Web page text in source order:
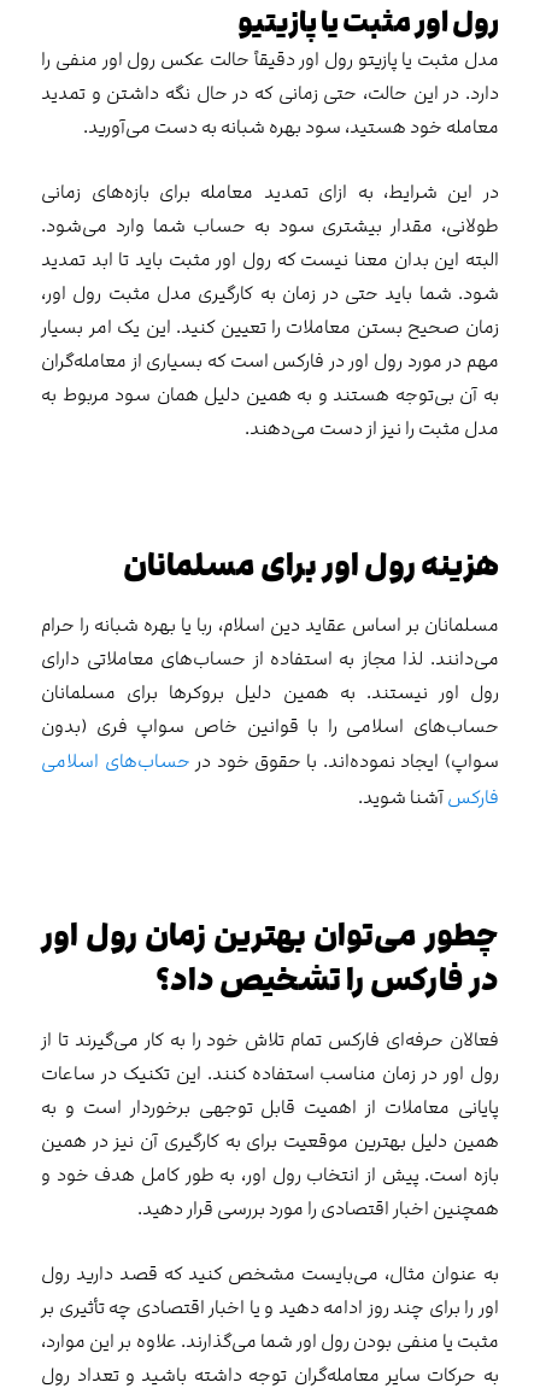
رول اور مثبت یا پازیتیو
مدل مثبت یا پازیتو رول اور دقیقاً حالت عکس رول اور منفی را
دارد. در این حالت، حتی زمانی که در حال نگه داشتن و تمدید
معامله خود هستید، سود بهره شبانه به دست می‌آورید.
در این شرایط، به ازای تمدید معامله برای بازه‌های زمانی
طولانی، مقدار بیشتری سود به حساب شما وارد می‌شود.
البته این بدان معنا نیست که رول اور مثبت باید تا ابد تمدید
شود. شما باید حتی در زمان به کارگیری مدل مثبت رول اور،
زمان صحیح بستن معاملات را تعیین کنید. این یک امر بسیار
مهم در مورد رول اور در فارکس است که بسیاری از معامله‌گران
به آن بی‌توجه هستند و به همین دلیل همان سود مربوط به
مدل مثبت را نیز از دست می‌دهند.
هزینه رول اور برای مسلمانان
مسلمانان بر اساس عقاید دین اسلام، ربا یا بهره شبانه را حرام
می‌دانند. لذا مجاز به استفاده از حساب‌های معاملاتی دارای
رول اور نیستند. به همین دلیل بروکرها برای مسلمانان
حساب‌های اسلامی را با قوانین خاص سواپ فری (بدون
سواپ) ایجاد نموده‌اند. با حقوق خود در حساب‌های اسلامی
فارکسآشنا شوید.
چطور می‌توان بهترین زمان رول اور
در فارکس را تشخیص داد؟
فعالان حرفه‌ای فارکس تمام تلاش خود را به کار می‌‌گیرند تا از
رول اور در زمان مناسب استفاده کنند. این تکنیک در ساعات
پایانی معاملات از اهمیت قابل توجهی برخوردار است و به
همین دلیل بهترین موقعیت برای به کارگیری آن نیز در همین
بازه است. پیش از انتخاب رول اور، به طور کامل هدف خود و
همچنین اخبار اقتصادی را مورد بررسی قرار دهید.
به عنوان مثال، می‌بایست مشخص کنید که قصد دارید رول
اور را برای چند روز ادامه دهید و یا اخبار اقتصادی چه تأثیری بر
مثبت یا منفی بودن رول اور شما می‌گذارند. علاوه بر این موارد،
به حرکات سایر معامله‌گران توجه داشته باشید و تعداد رول